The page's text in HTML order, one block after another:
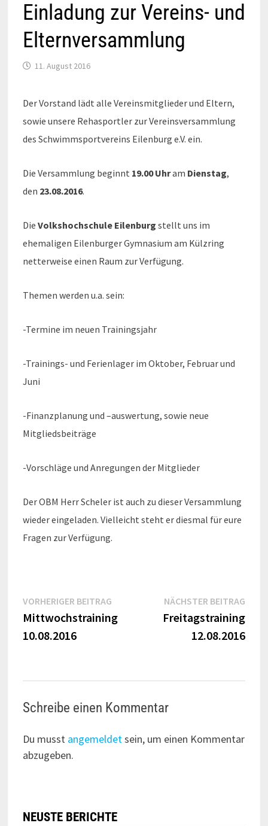
Einladung zur Vereins- und
Elternversammlung
11. August 2016
Der Vorstand lädt alle Vereinsmitglieder und Eltern,
sowie unsere Rehasportler zur Vereinsversammlung
des Schwimmsportvereins Eilenburg e.V. ein.
Die Versammlung beginnt 19.00 Uhram Dienstag,
den 23.08.2016.
Die Volkshochschule Eilenburg stellt uns im
ehemaligen Eilenburger Gymnasium am Külzring
netterweise einen Raum zur Verfügung.
Themen werden u.a. sein:
-Termine im neuen Trainingsjahr
-Trainings- und Ferienlager im Oktober, Februar und
Juni
-Finanzplanung und –auswertung, sowie neue
Mitgliedsbeiträge
-Vorschläge und Anregungen der Mitglieder
Der OBM Herr Scheler ist auch zu dieser Versammlung
wieder eingeladen. Vielleicht steht er diesmal für eure
Fragen zur Verfügung.
Beitragsnavigation
VORHERIGER BEITRAGVorheriger
Beitrag:
Mittwochstraining
10.08.2016
NÄCHSTER BEITRAG
Freitagstraining
12.08.2016
Schreibe einen Kommentar
Du musst angemeldetsein, um einen Kommentar
abzugeben.
NEUSTE BERICHTE